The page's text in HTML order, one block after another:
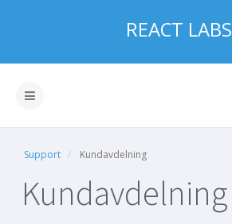
REACT LABS
Support Kundavdelning
Kundavdelning